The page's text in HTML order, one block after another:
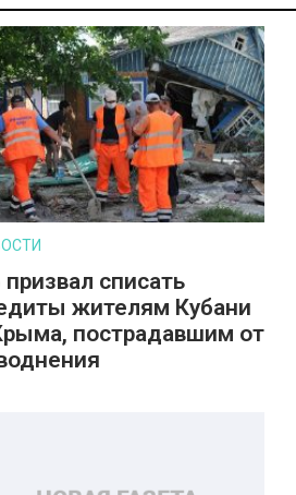
списать
жителям Кубани
пострадавшим от